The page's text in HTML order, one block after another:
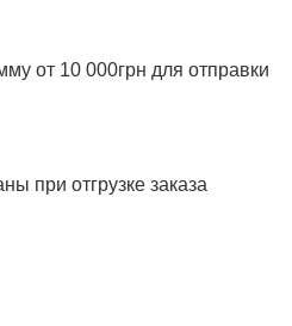
от 10 000грн для отправки
при отгрузке заказа